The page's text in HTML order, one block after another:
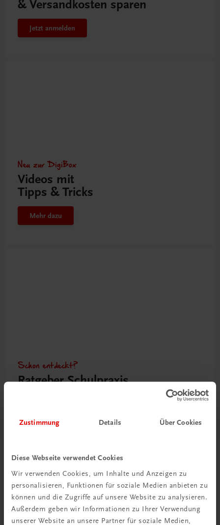
Zustimmung Details Über Cookies
Diese Webseite verwendet Cookies
Wir verwenden Cookies, um Inhalte und Anzeigen zu
personalisieren, Funktionen für soziale Medien anbieten zu
können und die Zugriffe auf unsere Website zu analysieren.
Außerdem geben wir Informationen zu Ihrer Verwendung
unserer Website an unsere Partner für soziale Medien,
& Versandkosten sparen
Jetzt anmelden
Neu zur DigiBox
Videos mit
Tipps & Tricks
Mehr dazu
Schon entdeckt?
Ratgeber Schulpraxis